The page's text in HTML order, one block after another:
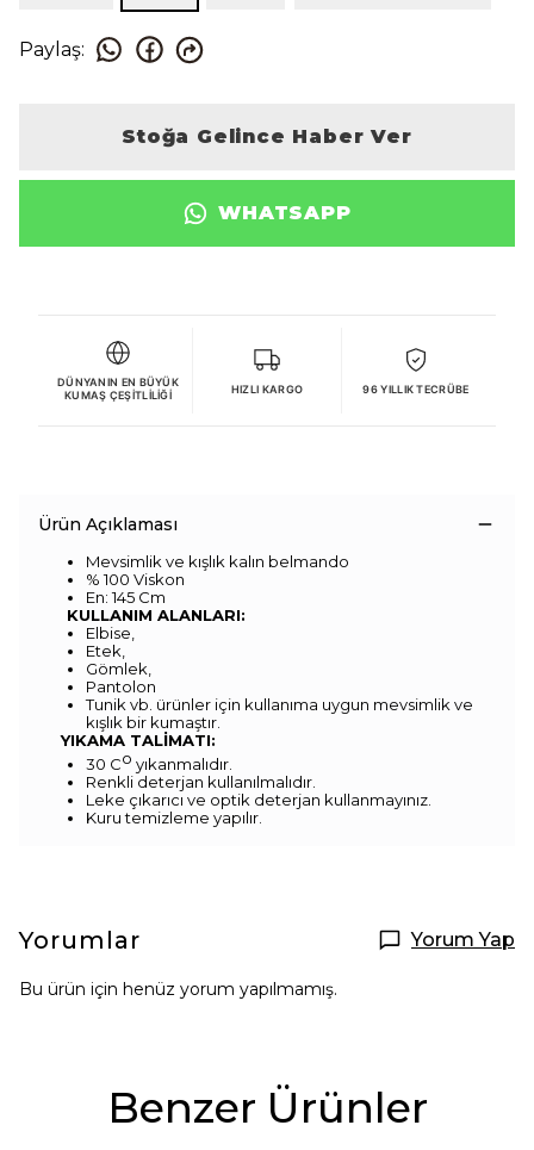
Paylaş:
Stoğa Gelince Haber Ver
WHATSAPP
DÜNYANIN EN BÜYÜK
KUMAŞ ÇEŞITLILIĞI
HIZLI KARGO 96 YILLIK TECRÜBE
Ürün Açıklaması
Mevsimlik ve kışlık kalın belmando
% 100 Viskon
En: 145 Cm
KULLANIM ALANLARI:
Elbise,
Etek,
Gömlek,
Pantolon
Tunik vb. ürünler için kullanıma uygun mevsimlik ve
kışlık bir kumaştır.
YIKAMA TALİMATI:
30 Co yıkanmalıdır.
Renkli deterjan kullanılmalıdır.
Leke çıkarıcı ve optik deterjan kullanmayınız.
Kuru temizleme yapılır.
Yorumlar Yorum Yap
Bu ürün için henüz yorum yapılmamış.
Benzer Ürünler